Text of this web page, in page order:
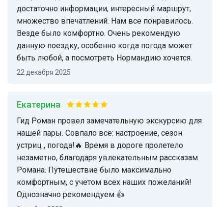
достаточно информации, интересный маршрут,
множество впечатлений. Нам все понравилось.
Везде было комфортно. Очень рекомендую
данную поездку, особенно когда погода может
быть любой, а посмотреть Нормандию хочется.
22 декабря 2025
Екатерина
Гид Роман провел замечательную экскурсию для
нашей пары. Совпало все: настроение, сезон
устриц , погода!🔥 Время в дороге пролетело
незаметно, благодаря увлекательным рассказам
Романа. Путешествие было максимально
комфортным, с учетом всех наших пожеланий!
Однозначно рекомендуем 👍